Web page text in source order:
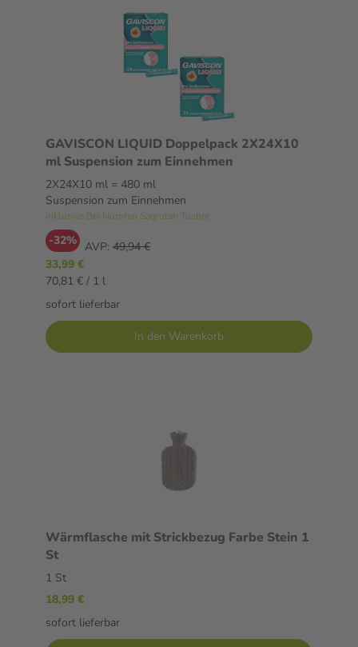
GAVISCON LIQUID Doppelpack 2X24X10
ml Suspension zum Einnehmen
2X24X10 ml = 480 ml
Suspension zum Einnehmen
inklusive Bei Nurofen Sagrotan Tücher
-32% AVP: 49,94 €
33,99 €
70,81 € / 1 l
sofort lieferbar
In den Warenkorb
Wärmflasche mit Strickbezug Farbe Stein 1
St
1 St
18,99 €
sofort lieferbar